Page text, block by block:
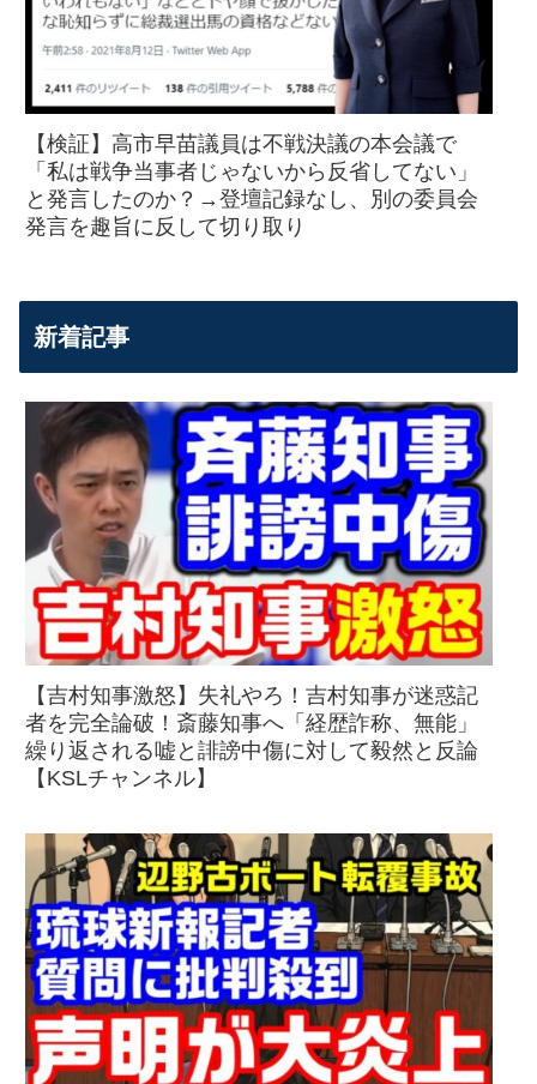
【検証】高市早苗議員は不戦決議の本会議で
「私は戦争当事者じゃないから反省してない」
と発言したのか？→登壇記録なし、別の委員会
発言を趣旨に反して切り取り
新着記事
【吉村知事激怒】失礼やろ！吉村知事が迷惑記
者を完全論破！斎藤知事へ「経歴詐称、無能」
繰り返される嘘と誹謗中傷に対して毅然と反論
【KSLチャンネル】